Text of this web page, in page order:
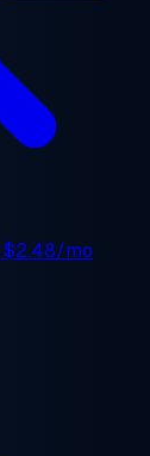
$2.48/mo